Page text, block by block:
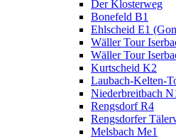
Der Klosterweg
Bonefeld B1
Ehlscheid E1
Wäller Tour
Wäller Tour
Kurtscheid K2
Laubach-Kelten-
Niederbreitbach
Rengsdorf R4
Rengsdorfer
Melsbach Me1